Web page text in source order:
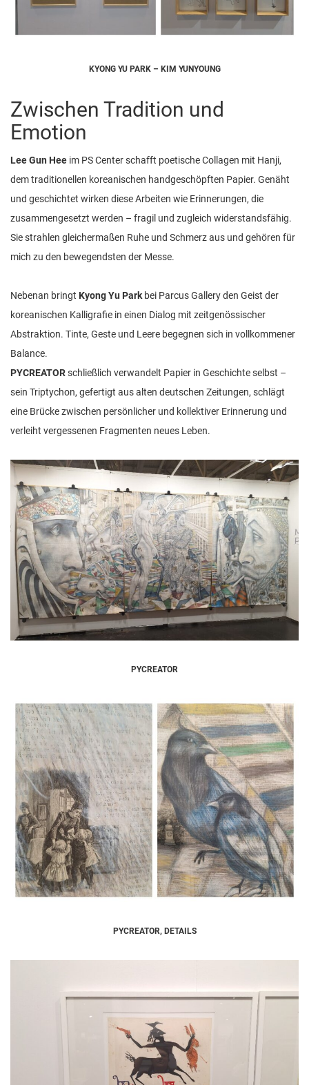
KYONG YU PARK – KIM YUNYOUNG
Zwischen Tradition und
Emotion
Lee Gun Hee im PS Center schafft poetische Collagen mit Hanji,
dem traditionellen koreanischen handgeschöpften Papier. Genäht
und geschichtet wirken diese Arbeiten wie Erinnerungen, die
zusammengesetzt werden – fragil und zugleich widerstandsfähig.
Sie strahlen gleichermaßen Ruhe und Schmerz aus und gehören für
mich zu den bewegendsten der Messe.
Nebenan bringt Kyong Yu Parkbei Parcus Gallery den Geist der
koreanischen Kalligrafie in einen Dialog mit zeitgenössischer
Abstraktion. Tinte, Geste und Leere begegnen sich in vollkommener
Balance.
PYCREATORschließlich verwandelt Papier in Geschichte selbst –
sein Triptychon, gefertigt aus alten deutschen Zeitungen, schlägt
eine Brücke zwischen persönlicher und kollektiver Erinnerung und
verleiht vergessenen Fragmenten neues Leben.
PYCREATOR
PYCREATOR, DETAILS